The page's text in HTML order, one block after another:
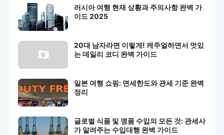
러시아 여행 현재 상황과 주의사항 완벽 가
이드 2025
20대 남자라면 이렇게! 캐주얼하면서 멋있
는 데일리 코디 완벽 가이드
일본 여행 쇼핑: 면세한도와 관세 기준 완벽
정리
글로벌 식품 및 명품 수입의 모든 것: 관세사
가 알려주는 수입대행 완벽 가이드